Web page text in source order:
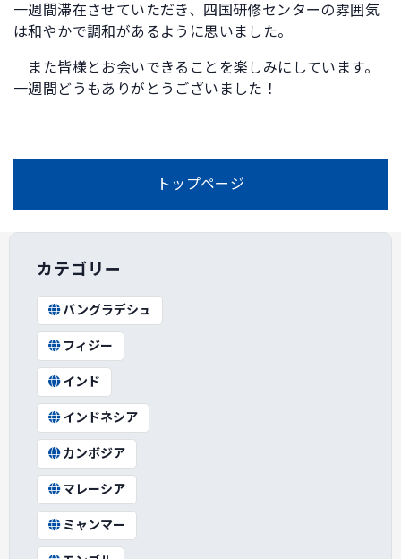
一週間滞在させていただき、四国研修センターの雰囲気
は和やかで調和があるように思いました。
また皆様とお会いできることを楽しみにしています。
一週間どうもありがとうございました！
トップページ
カテゴリー
バングラデシュ
フィジー
インド
インドネシア
カンボジア
マレーシア
ミャンマー